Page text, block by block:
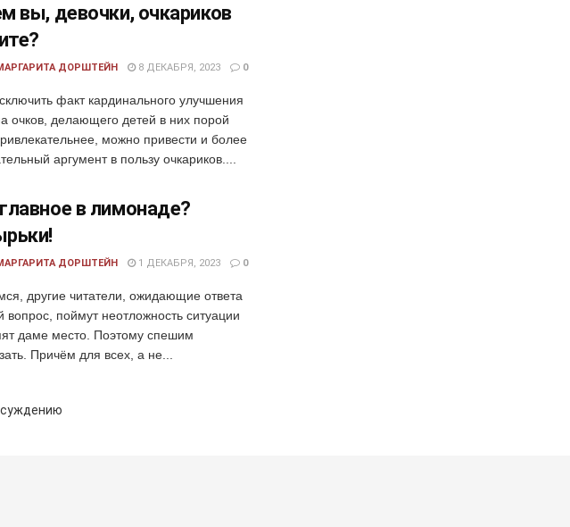
вы, девочки, очкариков
ДОРШТЕЙН 8 ДЕКАБРЯ, 2023 0
факт кардинального улучшения
очков, делающего детей в них порой
можно привести и более
аргумент в пользу очкариков....
в лимонаде?
ДОРШТЕЙН 1 ДЕКАБРЯ, 2023 0
другие читатели, ожидающие ответа
вопрос, поймут неотложность ситуации
даме место. Поэтому спешим
Причём для всех, а не...